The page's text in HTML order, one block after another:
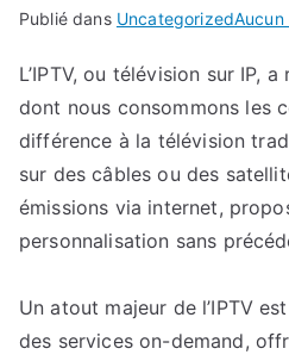
Publié dans UncategorizedAucun
L’IPTV, ou télévision sur IP,
dont nous consommons les
différence à la télévision
sur des câbles ou des
émissions via internet,
personnalisation sans
Un atout majeur de l’IPTV
des services on-demand,